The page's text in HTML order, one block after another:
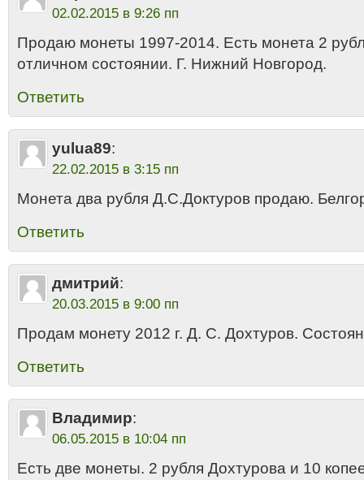
02.02.2015 в 9:26 пп
Продаю монеты 1997-2014. Есть монета 2
отличном состоянии. Г. Нижний Новгород.
Ответить
yulua89:
22.02.2015 в 3:15 пп
Монета два рубля Д.С.Доктуров продаю.
Ответить
дмитрий:
20.03.2015 в 9:00 пп
Продам монету 2012 г. Д. С. Дохтуров.
Ответить
Владимир:
06.05.2015 в 10:04 пп
Есть две монеты. 2 рубля Дохтурова и 10